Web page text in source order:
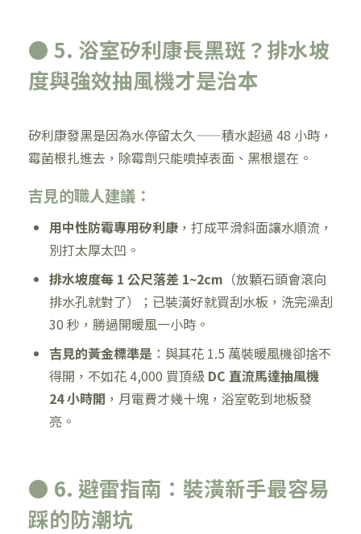
● 5. 浴室矽利康長黑斑？排水坡
度與強效抽風機才是治本
矽利康發黑是因為水停留太久——積水超過 48 小時，
霉菌根扎進去，除霉劑只能噴掉表面、黑根還在。
吉見的職人建議：
用中性防霉專用矽利康，打成平滑斜面讓水順流，
別打太厚太凹。
排水坡度每 1 公尺落差 1~2cm （放顆石頭會滾向
排水孔就對了）；已裝潢好就買刮水板，洗完澡刮
30 秒，勝過開暖風一小時。
吉見的黃金標準是：與其花 1.5 萬裝暖風機卻捨不
得開，不如花 4,000 買頂級 DC 直流馬達抽風機
24 小時開 ，月電費才幾十塊，浴室乾到地板發
亮。
● 6. 避雷指南：裝潢新手最容易
踩的防潮坑